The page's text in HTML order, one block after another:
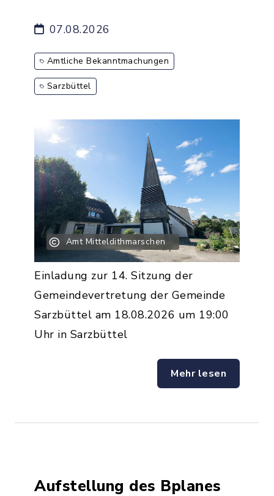
07.08.2026
Amtliche Bekanntmachungen
Sarzbüttel
Amt Mitteldithmarschen
Einladung zur 14. Sitzung der
Gemeindevertretung der Gemeinde
Sarzbüttel am 18.08.2026 um 19:00
Uhr in Sarzbüttel
Mehr lesen
Aufstellung des Bplanes